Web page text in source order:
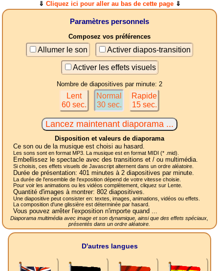
⇓ Cliquez ici pour aller au bas de cette page⇓
Paramètres personnels
Composez vos préférences
Allumer le son Activer diapos-transition
Activer les effets visuels
Nombre de diapositives par minute: 2
Lent
60 sec.
Normal
30 sec.
Rapide
15 sec.
Disposition et valeurs de diaporama
Ce son ou de la musique est choisi au hasard.
Les sons sont en format MP3. La musique est en format MIDI (* .mid).
Embellissez le spectacle avec des transitions et / ou multimédia.
Si choisis, ces effets visuels de Javascript alternent dans un ordre aléatoire.
Durée de présentation: 401 minutes à 2 diapositives par minute.
La durée de l'ensemble de l'exposition dépend de votre vitesse choisie.
Pour voir les animations ou les vidéos complètement, cliquez sur Lente.
Quantité d'images à montrer: 802diapositives.
Une diapositive peut consister en: textes, images, animations, vidéos ou effets.
La composition d'une glissière est déterminée par hasard.
Vous pouvez arrêter l'exposition n'importe quand ...
Diaporama multimédia avec image et son dynamique, ainsi que des effets spéciaux,
présentés dans un ordre aléatoire.
D'autres langues